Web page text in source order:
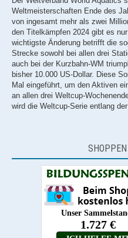
Weltmeisterschaften Ende des
von ingesamt mehr als zwei
den Titelkämpfen 2024 gibt es
wichtigste Änderung betrifft die
Strecke sowohl bei allen drei
auch bei der Kurzbahn-WM
bisher 10.000 US-Dollar. Diese
Mal eingeführt, um den Aktiven
an allen drei Weltcup-
wird die Weltcup-Serie entlang
NEWS zur Schwimm-EM 2026
Taddeucci drückt den
Europameisterschaften in Paris
schon Florian Wellbrock feierte
bereits ihren zweiten EM-
Stunden schlug Taddeucci dank
zwei Sekunden Vorsprung als
eindrucksvoll ihren
schon am Vortag ging die